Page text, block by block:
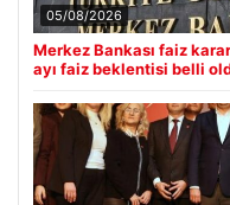
05/08/2026
Merkez Bankası faiz
ayı faiz beklentisi belli